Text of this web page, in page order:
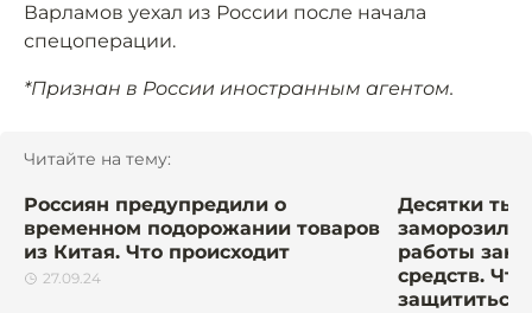
Варламов уехал из России после начала
спецоперации.
*Признан в России иностранным агентом.
Читайте на тему:
Россиян предупредили о
временном подорожании товаров
из Китая. Что происходит
27.09.24
Десятки
заморозили
работы
средств.
защититься